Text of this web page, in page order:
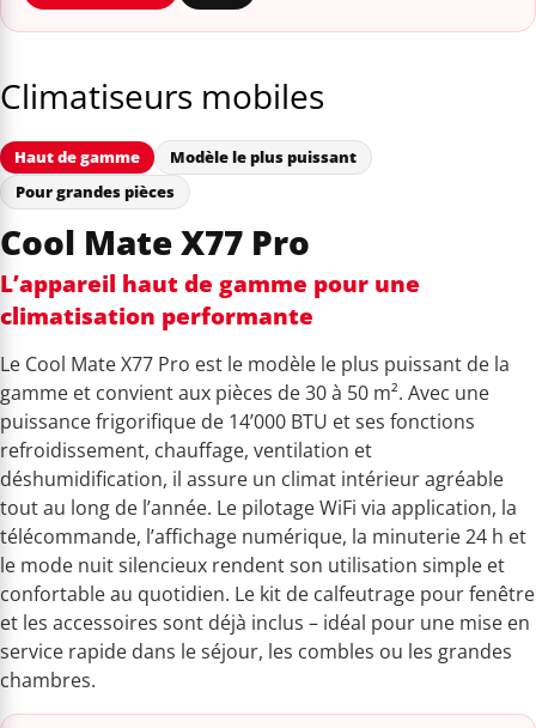
Climatiseurs mobiles
Haut de gamme
Modèle le plus puissant
Pour grandes pièces
Cool Mate X77 Pro
L’appareil haut de gamme pour une
climatisation performante
Le Cool Mate X77 Pro est le modèle le plus puissant de la
gamme et convient aux pièces de 30 à 50 m². Avec une
puissance frigorifique de 14’000 BTU et ses fonctions
refroidissement, chauffage, ventilation et
déshumidification, il assure un climat intérieur agréable
tout au long de l’année. Le pilotage WiFi via application, la
télécommande, l’affichage numérique, la minuterie 24 h et
le mode nuit silencieux rendent son utilisation simple et
confortable au quotidien. Le kit de calfeutrage pour fenêtre
et les accessoires sont déjà inclus – idéal pour une mise en
service rapide dans le séjour, les combles ou les grandes
chambres.